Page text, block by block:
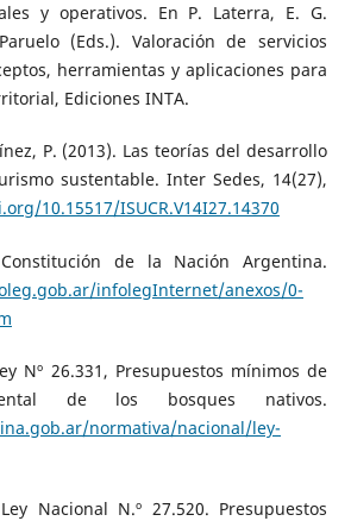
y operativos. En P. Laterra, E. G.
(Eds.). Valoración de servicios
herramientas y aplicaciones para
Ediciones INTA.
P. (2013). Las teorías del desarrollo
sustentable. Inter Sedes, 14(27),
10.15517/ISUCR.V14I27.14370
de la Nación Argentina.
infolegInternet/anexos/0-
Nº 26.331, Presupuestos mínimos de
de los bosques nativos.
normativa/nacional/ley-
Nacional N.º 27.520. Presupuestos